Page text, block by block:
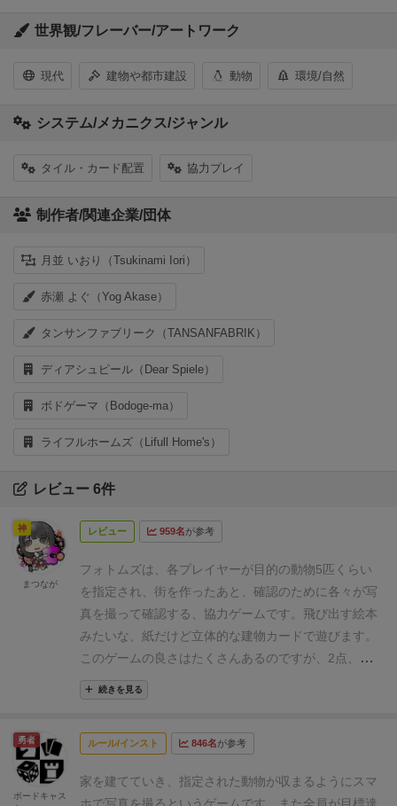
世界観/フレーバー/アートワーク
現代 建物や都市建設 動物 環境/自然
システム/メカニクス/ジャンル
タイル・カード配置 協力プレイ
制作者/関連企業/団体
月並 いおり（Tsukinami Iori）
赤瀬 よぐ（Yog Akase）
タンサンファブリーク（TANSANFABRIK）
ディアシュピール（Dear Spiele）
ボドゲーマ（Bodoge-ma）
ライフルホームズ（Lifull Home's）
レビュー 6件
レビュー 959名が参考
フォトムズは、各プレイヤーが目的の動物5匹くらい
を指定され、街を作ったあと、確認のために各々が写
真を撮って確認する、協力ゲームです。 飛び出す絵本
みたいな、紙だけど立体的な建物カードで遊びます。
このゲームの良さはたくさんあるのですが、2点、こ
のゲームが特別だなと思う点があります。フォトムズ
のメインターゲットに向けてではなく、ゲーマーに向
で、あまり購入検討には向かないレビューです、すみ
たところで、そのプレイヤーの視点はそのプレイヤー
続きを見る
神
まつなが
ルール/インスト 846名が参考
家を建てていき、指定された動物が収まるようにスマ
勇者
ボードキャス